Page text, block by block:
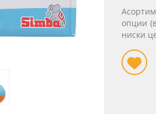
опции
ниски